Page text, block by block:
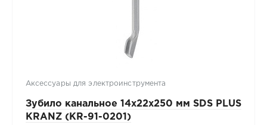
Аксессуары для электроинструмента
Зубило канальное 14х22х250 мм SDS PLUS
KRANZ (KR-91-0201)